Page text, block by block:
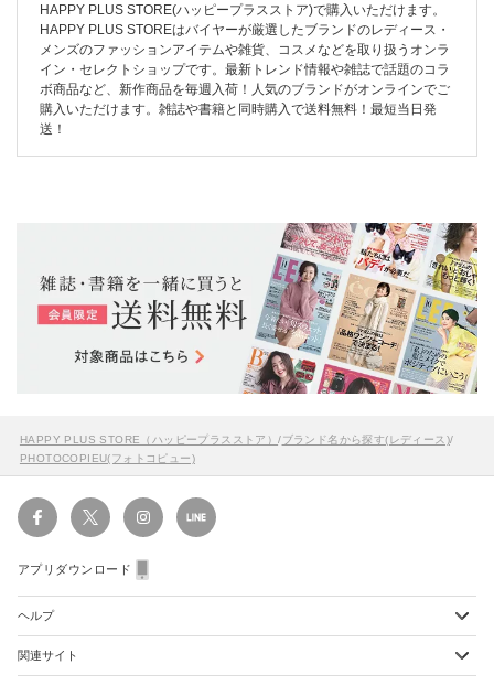
HAPPY PLUS STORE(ハッピープラスストア)で購入いただけます。
HAPPY PLUS STOREはバイヤーが厳選したブランドのレディース・
メンズのファッションアイテムや雑貨、コスメなどを取り扱うオンラ
イン・セレクトショップです。最新トレンド情報や雑誌で話題のコラ
ボ商品など、新作商品を毎週入荷！人気のブランドがオンラインでご
購入いただけます。雑誌や書籍と同時購入で送料無料！最短当日発
送！
HAPPY PLUS STORE（ハッピープラスストア）/ブランド名から探す(レディース)/
PHOTOCOPIEU(フォトコピュー)
アプリダウンロード
ヘルプ
ショッピングガイド
関連サイト